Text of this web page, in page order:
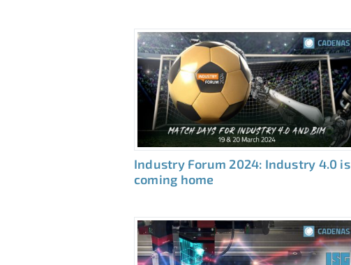
Industry Forum 2024: Industry 4.0 is
coming home